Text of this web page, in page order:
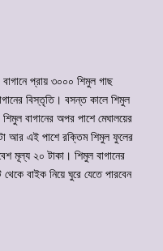
প্রায় ৩০০০ শিমুল গাছ
বিস্তৃতি। বসন্ত কালে শিমুল
বাগানের অপর পাশে মেঘালয়ের
আর এই পাশে রক্তিম শিমুল ফুলের
মূল্য ২০ টাকা। শিমুল বাগানের
বাইক নিয়ে ঘুরে যেতে পারবেন